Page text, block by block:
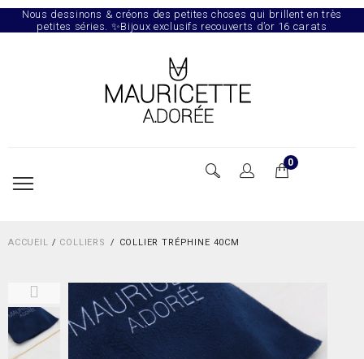
Nous dessinons & créons des petites choses qui brillent en très
petites séries. ✨Bijoux exclusifs recouverts d’or 16 carats
0
ACCUEIL / COLLIERS COLLIER TRÉPHINE 40CM